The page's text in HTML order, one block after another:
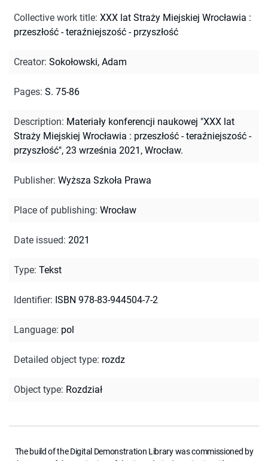
Collective work title: XXX lat Straży Miejskiej Wrocławia :
przeszłość - teraźniejszość - przyszłość
Creator: Sokołowski, Adam
Pages: S. 75-86
Description: Materiały konferencji naukowej "XXX lat
Straży Miejskiej Wrocławia : przeszłość - teraźniejszość -
przyszłość", 23 września 2021, Wrocław.
Publisher: Wyższa Szkoła Prawa
Place of publishing: Wrocław
Date issued: 2021
Type: Tekst
Identifier: ISBN 978-83-944504-7-2
Language: pol
Detailed object type: rozdz
Object type: Rozdział
The build of the Digital Demonstration Library was commissioned by